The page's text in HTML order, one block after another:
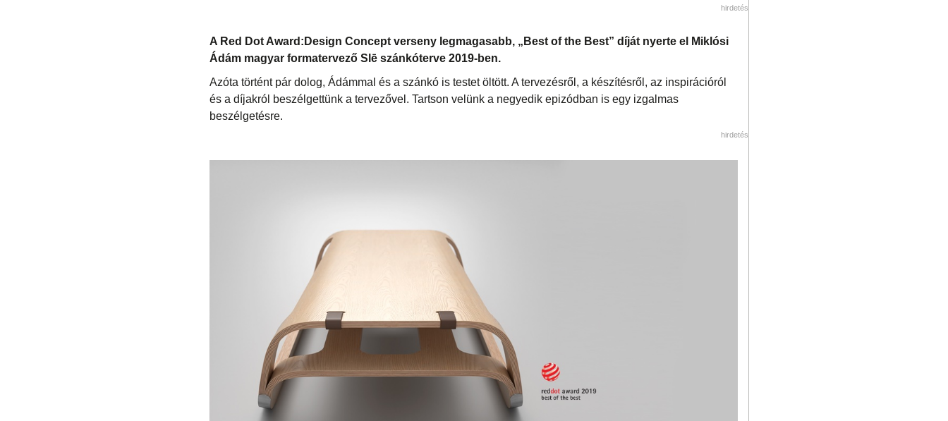
hirdetés
A Red Dot Award:Design Concept verseny legmagasabb, „Best of the Best” díját nyerte el Miklósi
Ádám magyar formatervező Slē szánkóterve 2019-ben.
Azóta történt pár dolog, Ádámmal és a szánkó is testet öltött. A tervezésről, a készítésről, az inspirációról
és a díjakról beszélgettünk a tervezővel. Tartson velünk a negyedik epizódban is egy izgalmas
beszélgetésre.
hirdetés